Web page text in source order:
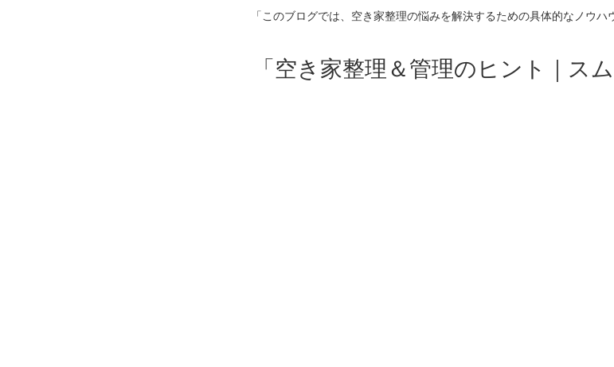
「このブログでは、空き家整理の悩みを解決するための具体的なノウハ
「空き家整理＆管理のヒント｜ス